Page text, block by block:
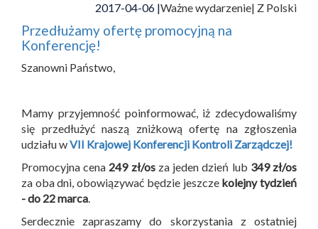
2017-04-06 |Ważne wydarzenie| Z Polski
Przedłużamy ofertę promocyjną na
Konferencję!
Szanowni Państwo,
Mamy przyjemność poinformować, iż zdecydowaliśmy
się przedłużyć naszą zniżkową ofertę na zgłoszenia
udziału wVII Krajowej Konferencji Kontroli Zarządczej!
Promocyjna cena 249 zł/osza jeden dzień lub 349 zł/os
za oba dni, obowiązywać będzie jeszcze kolejny tydzień
- do 22 marca.
Serdecznie zapraszamy do skorzystania z ostatniej